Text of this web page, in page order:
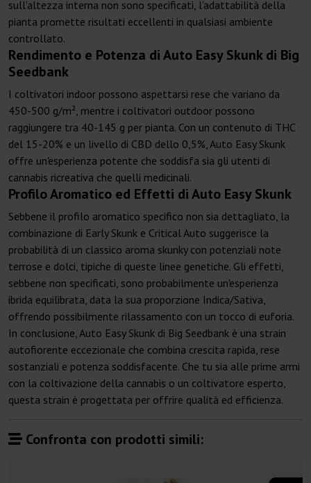
sull'altezza interna non sono specificati, l'adattabilità della
pianta promette risultati eccellenti in qualsiasi ambiente
controllato.
Rendimento e Potenza di Auto Easy Skunk di Big
Seedbank
I coltivatori indoor possono aspettarsi rese che variano da
450-500 g/m², mentre i coltivatori outdoor possono
raggiungere tra 40-145 g per pianta. Con un contenuto di THC
del 15-20% e un livello di CBD dello 0,5%, Auto Easy Skunk
offre un'esperienza potente che soddisfa sia gli utenti di
cannabis ricreativa che quelli medicinali.
Profilo Aromatico ed Effetti di Auto Easy Skunk
Sebbene il profilo aromatico specifico non sia dettagliato, la
combinazione di Early Skunk e Critical Auto suggerisce la
probabilità di un classico aroma skunky con potenziali note
terrose e dolci, tipiche di queste linee genetiche. Gli effetti,
sebbene non specificati, sono probabilmente un'esperienza
ibrida equilibrata, data la sua proporzione Indica/Sativa,
offrendo possibilmente rilassamento con un tocco di euforia.
In conclusione, Auto Easy Skunk di Big Seedbank è una strain
autofiorente eccezionale che combina crescita rapida, rese
sostanziali e potenza soddisfacente. Che tu sia alle prime armi
con la coltivazione della cannabis o un coltivatore esperto,
questa strain è progettata per offrire qualità ed efficienza.
Confronta con prodotti simili: